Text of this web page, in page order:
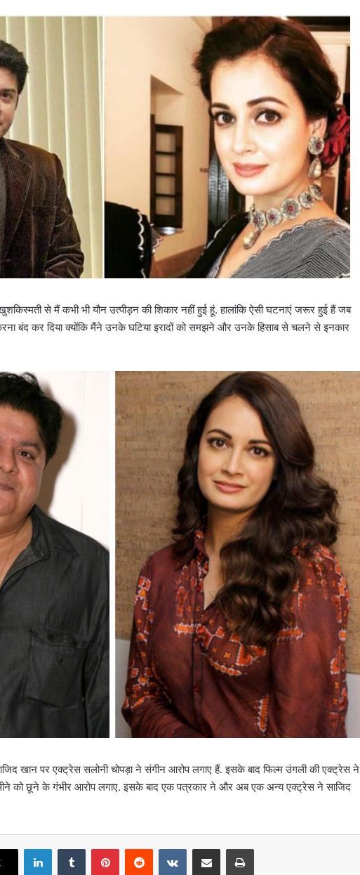
से मैं कभी भी यौन उत्पीड़न की शिकार नहीं हुई हूं. हालांकि ऐसी घटनाएं जरूर हुई हैं जब
बंद कर दिया क्योंकि मैंने उनके घटिया इरादों को समझने और उनके हिसाब से चलने से इनकार
खान पर एक्ट्रेस सलोनी चोपड़ा ने संगीन आरोप लगाए हैं. इसके बाद फिल्म उंगली की एक्ट्रेस ने
को छूने के गंभीर आरोप लगाए. इसके बाद एक पत्रकार ने और अब एक अन्य एक्ट्रेस ने साजिद